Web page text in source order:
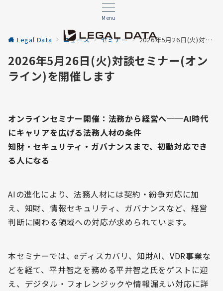
Menu
Legal Data ニュース セミナー 2026年5月26日(火)対談セミナー(オンライン)を開催します
2026年5月26日(火)対談セミナー(オン
ライン)を開催します
オンラインセミナー開催： 法務から経営へ──AI時代
にキャリアを広げる法務人材の条件
知財・セキュリティ・ガバナンスまで、初動対応でき
る人になる
AIの進化により、法務人材には契約・紛争対応に加
え、知財、情報セキュリティ、ガバナンスなど、経営
判断に関わる領域への対応が求められています。
本セミナーでは、eディスカバリ、知財AI、VDR事業な
どを経て、平井智之を務める平井智之氏をゲストに迎
え、デジタル・フォレンジックや情報漏えい対応に詳